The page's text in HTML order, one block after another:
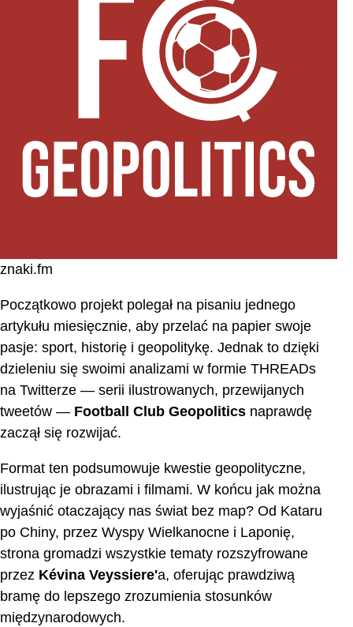
znaki.fm
Początkowo projekt polegał na pisaniu jednego
artykułu miesięcznie, aby przelać na papier swoje
pasje: sport, historię i geopolitykę. Jednak to dzięki
dzieleniu się swoimi analizami w formie THREADs
na Twitterze — serii ilustrowanych, przewijanych
tweetów — Football Club Geopolitics naprawdę
zaczął się rozwijać.
Format ten podsumowuje kwestie geopolityczne,
ilustrując je obrazami i filmami. W końcu jak można
wyjaśnić otaczający nas świat bez map? Od Kataru
po Chiny, przez Wyspy Wielkanocne i Laponię,
strona gromadzi wszystkie tematy rozszyfrowane
przez Kévina Veyssiere'a, oferując prawdziwą
bramę do lepszego zrozumienia stosunków
międzynarodowych.